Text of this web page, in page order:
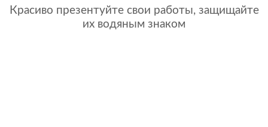
Красиво презентуйте свои работы, защищайте
их водяным знаком